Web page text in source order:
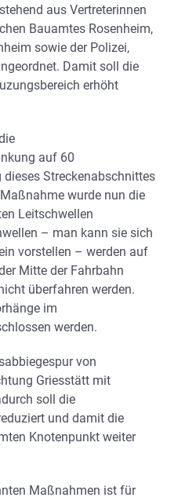
aus Vertreterinnen
Bauamtes Rosenheim,
sowie der Polizei,
Damit soll die
erhöht
auf 60
Streckenabschnittes
wurde nun die
Leitschwellen
– man kann sie sich
vorstellen – werden auf
Mitte der Fahrbahn
überfahren werden.
im
werden.
von
Griesstätt mit
soll die
und damit die
Knotenpunkt weiter
Maßnahmen ist für